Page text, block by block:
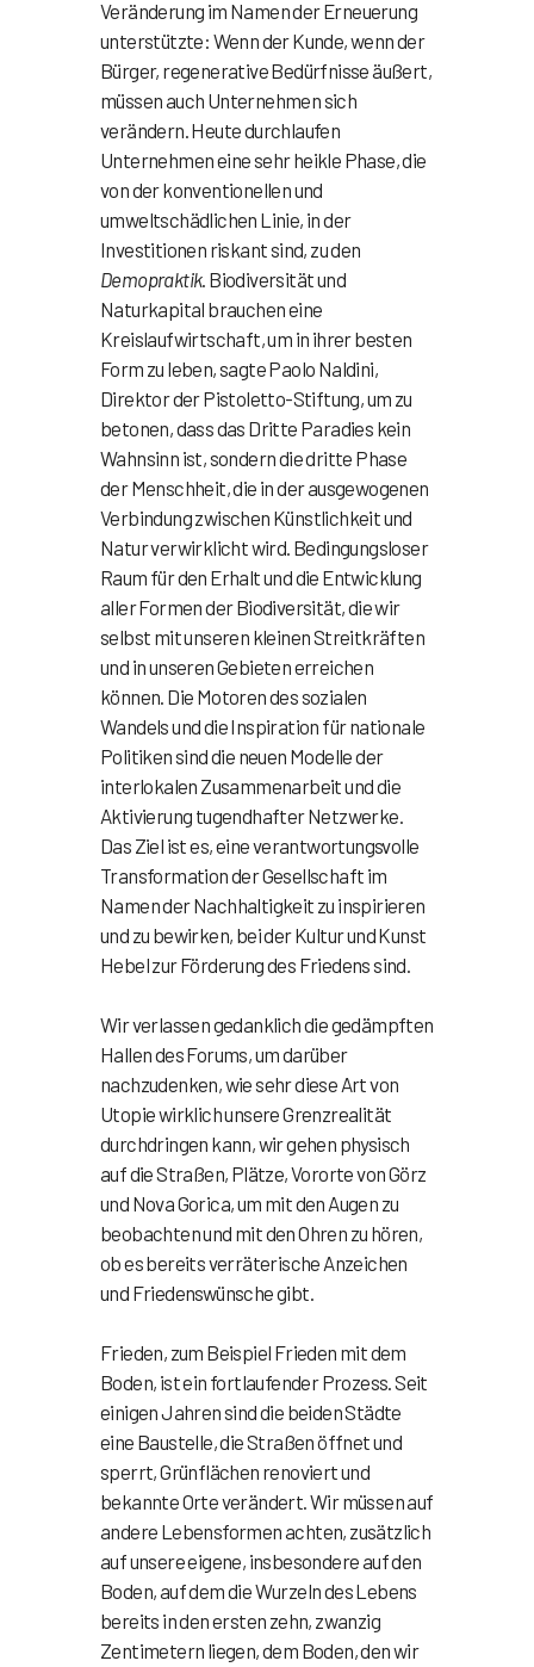
Veränderung im Namen der Erneuerung
unterstützte: Wenn der Kunde, wenn der
Bürger, regenerative Bedürfnisse äußert,
müssen auch Unternehmen sich
verändern. Heute durchlaufen
Unternehmen eine sehr heikle Phase, die
von der konventionellen und
umweltschädlichen Linie, in der
Investitionen riskant sind, zu den
Demopraktik. Biodiversität und
Naturkapital brauchen eine
Kreislaufwirtschaft, um in ihrer besten
Form zu leben, sagte Paolo Naldini,
Direktor der Pistoletto-Stiftung, um zu
betonen, dass das Dritte Paradies kein
Wahnsinn ist, sondern die dritte Phase
der Menschheit, die in der ausgewogenen
Verbindung zwischen Künstlichkeit und
Natur verwirklicht wird. Bedingungsloser
Raum für den Erhalt und die Entwicklung
aller Formen der Biodiversität, die wir
selbst mit unseren kleinen Streitkräften
und in unseren Gebieten erreichen
können. Die Motoren des sozialen
Wandels und die Inspiration für nationale
Politiken sind die neuen Modelle der
interlokalen Zusammenarbeit und die
Aktivierung tugendhafter Netzwerke.
Das Ziel ist es, eine verantwortungsvolle
Transformation der Gesellschaft im
Namen der Nachhaltigkeit zu inspirieren
und zu bewirken, bei der Kultur und Kunst
Hebel zur Förderung des Friedens sind.
Wir verlassen gedanklich die gedämpften
Hallen des Forums, um darüber
nachzudenken, wie sehr diese Art von
Utopie wirklich unsere Grenzrealität
durchdringen kann, wir gehen physisch
auf die Straßen, Plätze, Vororte von Görz
und Nova Gorica, um mit den Augen zu
beobachten und mit den Ohren zu hören,
ob es bereits verräterische Anzeichen
und Friedenswünsche gibt.
Frieden, zum Beispiel Frieden mit dem
Boden, ist ein fortlaufender Prozess. Seit
einigen Jahren sind die beiden Städte
eine Baustelle, die Straßen öffnet und
sperrt, Grünflächen renoviert und
bekannte Orte verändert. Wir müssen auf
andere Lebensformen achten, zusätzlich
auf unsere eigene, insbesondere auf den
Boden, auf dem die Wurzeln des Lebens
bereits in den ersten zehn, zwanzig
Zentimetern liegen, dem Boden, den wir